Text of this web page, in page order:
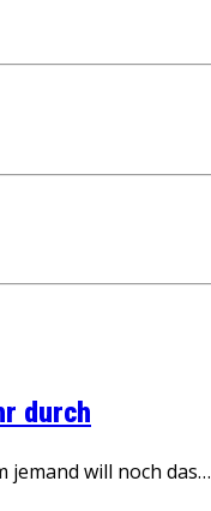
durch
jemand will noch das…